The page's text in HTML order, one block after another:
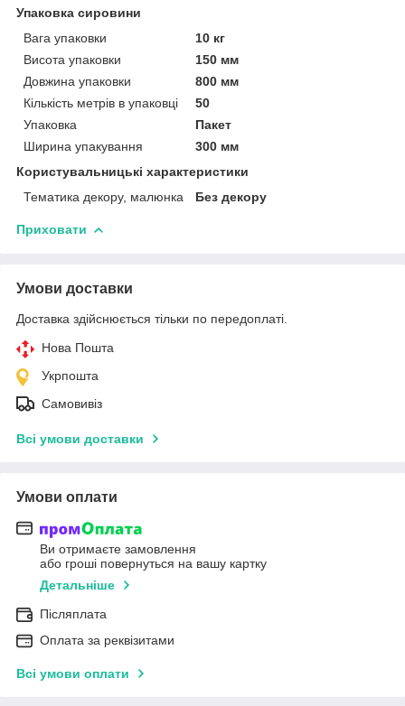
Упаковка сировини
Вага упаковки
10 кг
Висота упаковки
150 мм
Довжина упаковки
800 мм
Кількість метрів в упаковці
50
Упаковка
Пакет
Ширина упакування
300 мм
Користувальницькі характеристики
Тематика декору, малюнка
Без декору
Приховати
Умови доставки
Доставка здійснюється тільки по передоплаті.
Нова Пошта
Укрпошта
Самовивіз
Всі умови доставки
Умови оплати
Ви отримаєте замовлення
або гроші повернуться на вашу картку
Детальніше
Післяплата
Оплата за реквізитами
Всі умови оплати